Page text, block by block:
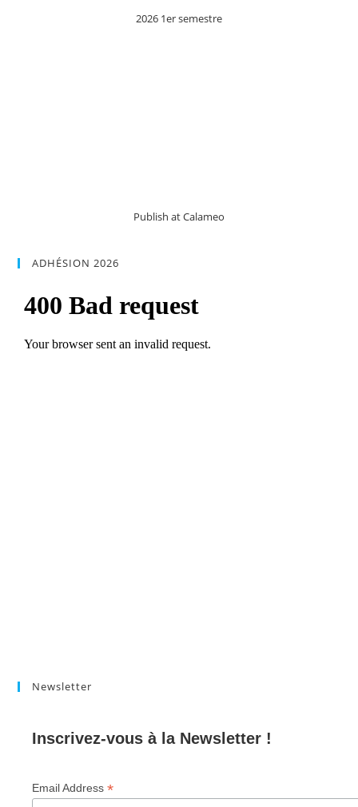
2026 1er semestre
Publish at Calameo
ADHÉSION 2026
Newsletter
Inscrivez-vous à la Newsletter !
Email Address*